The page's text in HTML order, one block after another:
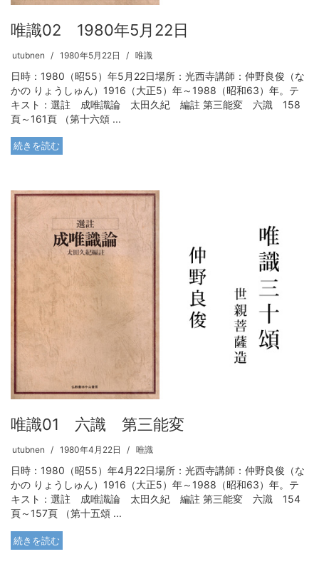
唯識02 1980年5月22日
utubnen 1980年5月22日 唯識
日時：1980（昭55）年5月22日場所：光西寺講師：仲野良俊（な
かの りょうしゅん）1916（大正5）年～1988（昭和63）年。テ
キスト：選註 成唯識論 太田久紀 編註 第三能変 六識 158
頁～161頁 （第十六頌 ...
続きを読む
唯識01 六識 第三能変
utubnen 1980年4月22日 唯識
日時：1980（昭55）年4月22日場所：光西寺講師：仲野良俊（な
かの りょうしゅん）1916（大正5）年～1988（昭和63）年。テ
キスト：選註 成唯識論 太田久紀 編註 第三能変 六識 154
頁～157頁 （第十五頌 ...
続きを読む